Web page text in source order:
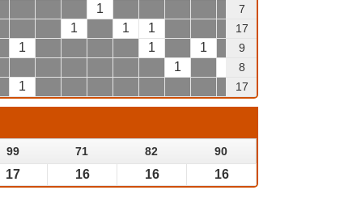
1 7
1 1 1 17
1 1 1 9
1 8
1 17
99 71 82 90
17 16 16 16